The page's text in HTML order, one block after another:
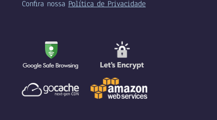
Confira nossa Política de Privacidade